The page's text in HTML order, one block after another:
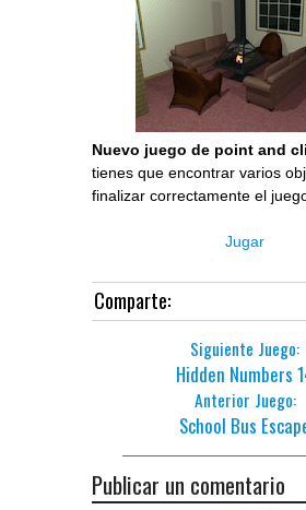
Nuevo juego de point and
tienes que encontrar varios
finalizar correctamente el
Jugar
Comparte:
Siguiente Juego:
Hidden Numbers
Anterior Juego:
School Bus
Publicar un comentario